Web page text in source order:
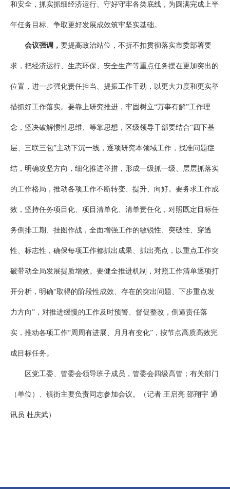
和安全，抓实抓细经济运行、守好守牢各类底线，为圆满完成上半
年任务目标、争取更好发展成效筑牢坚实基础。
会议强调， 要提高政治站位，不折不扣贯彻落实市委部署要
求，把经济运行、生态环保、安全生产等重点任务摆在更加突出的
位置，进一步强化责任担当、提振工作干劲，以更大力度和更实举
措抓好工作落实。要靠上研究推进，牢固树立“万事有解”工作理
念，坚决破解惯性思维、等靠思想，区级领导干部要结合“四下基
层、三联三包”主动下沉一线，逐项研究本领域工作，找准问题症
结，明确攻坚方向，细化推进举措，形成一级抓一级、层层抓落实
的工作格局，推动各项工作不断转变、提升、向好。要务求工作成
效，坚持任务项目化、项目清单化、清单责任化，对照既定目标任
务倒排工期、挂图作战，全面增强工作的敏锐性、突破性、穿透
性、标志性，确保每项工作都抓出成果、抓出亮点，以重点工作突
破带动全局发展提质增效。要健全推进机制，对照工作清单逐项打
开分析，明确“取得的阶段性成效、存在的突出问题、下步重点发
力方向”，对推进缓慢的工作及时预警、督促整改，倒逼责任落
实，推动各项工作“周周有进展、月月有变化”，按节点高质高效完
成目标任务。
区党工委、管委会领导班子成员，管委会四级高管；有关部门
（单位）、镇街主要负责同志参加会议。（记者 王启亮 邵翔宇 通
讯员 杜庆武）